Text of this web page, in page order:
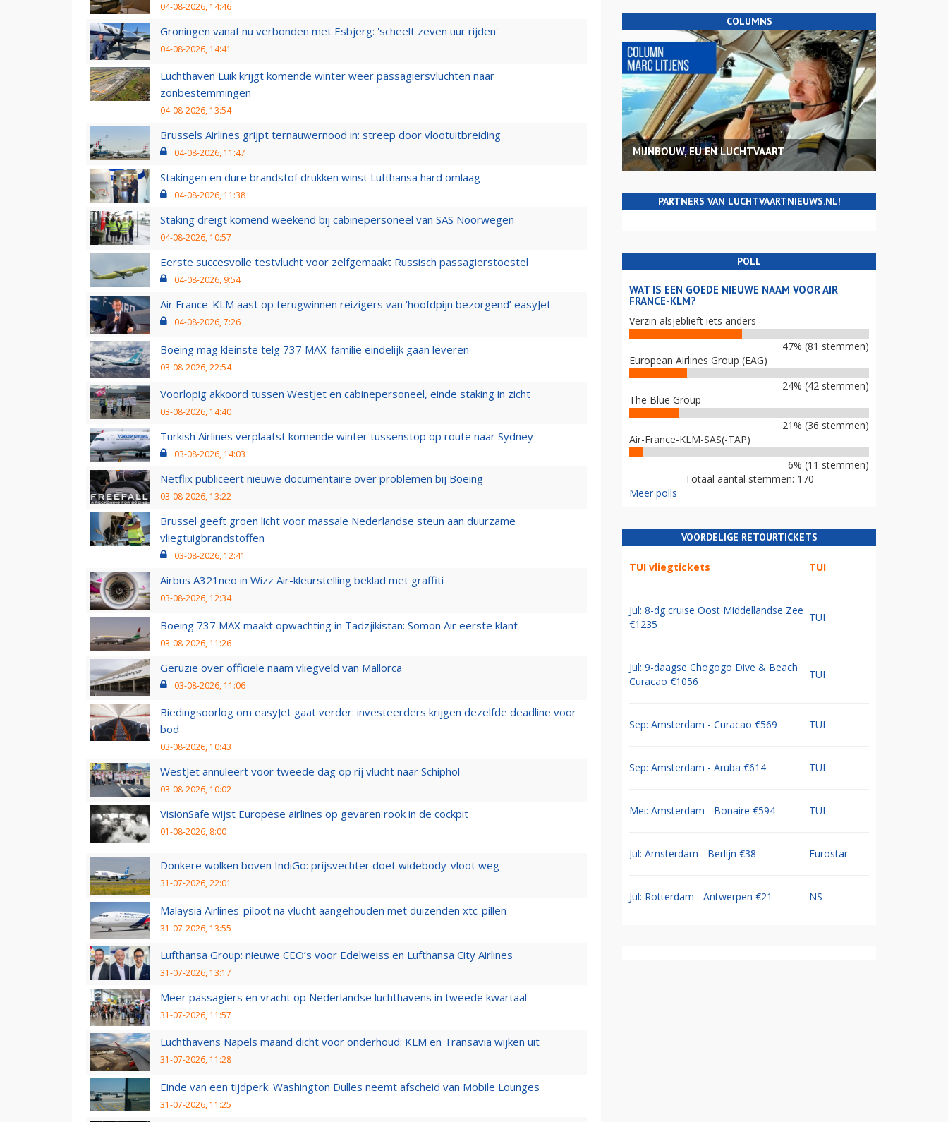
04-08-2026, 14:46
Groningen vanaf nu verbonden met Esbjerg: 'scheelt zeven uur rijden'
04-08-2026, 14:41
Luchthaven Luik krijgt komende winter weer passagiersvluchten naar
zonbestemmingen
04-08-2026, 13:54
Brussels Airlines grijpt ternauwernood in: streep door vlootuitbreiding
04-08-2026, 11:47
Stakingen en dure brandstof drukken winst Lufthansa hard omlaag
04-08-2026, 11:38
Staking dreigt komend weekend bij cabinepersoneel van SAS Noorwegen
04-08-2026, 10:57
Eerste succesvolle testvlucht voor zelfgemaakt Russisch passagierstoestel
04-08-2026, 9:54
Air France-KLM aast op terugwinnen reizigers van ‘hoofdpijn bezorgend’ easyJet
04-08-2026, 7:26
Boeing mag kleinste telg 737 MAX-familie eindelijk gaan leveren
03-08-2026, 22:54
Voorlopig akkoord tussen WestJet en cabinepersoneel, einde staking in zicht
03-08-2026, 14:40
Turkish Airlines verplaatst komende winter tussenstop op route naar Sydney
03-08-2026, 14:03
Netflix publiceert nieuwe documentaire over problemen bij Boeing
03-08-2026, 13:22
Brussel geeft groen licht voor massale Nederlandse steun aan duurzame
vliegtuigbrandstoffen
03-08-2026, 12:41
Airbus A321neo in Wizz Air-kleurstelling beklad met graffiti
03-08-2026, 12:34
Boeing 737 MAX maakt opwachting in Tadzjikistan: Somon Air eerste klant
03-08-2026, 11:26
Geruzie over officiële naam vliegveld van Mallorca
03-08-2026, 11:06
Biedingsoorlog om easyJet gaat verder: investeerders krijgen dezelfde deadline voor
bod
03-08-2026, 10:43
WestJet annuleert voor tweede dag op rij vlucht naar Schiphol
03-08-2026, 10:02
VisionSafe wijst Europese airlines op gevaren rook in de cockpit
01-08-2026, 8:00
Donkere wolken boven IndiGo: prijsvechter doet widebody-vloot weg
31-07-2026, 22:01
Malaysia Airlines-piloot na vlucht aangehouden met duizenden xtc-pillen
31-07-2026, 13:55
Lufthansa Group: nieuwe CEO’s voor Edelweiss en Lufthansa City Airlines
31-07-2026, 13:17
Meer passagiers en vracht op Nederlandse luchthavens in tweede kwartaal
31-07-2026, 11:57
Luchthavens Napels maand dicht voor onderhoud: KLM en Transavia wijken uit
31-07-2026, 11:28
Einde van een tijdperk: Washington Dulles neemt afscheid van Mobile Lounges
31-07-2026, 11:25
COLUMNS
MIJNBOUW, EU EN LUCHTVAART
PARTNERS VAN LUCHTVAARTNIEUWS.NL!
POLL
WAT IS EEN GOEDE NIEUWE NAAM VOOR AIR
FRANCE-KLM?
Verzin alsjeblieft iets anders
47% (81 stemmen)
European Airlines Group (EAG)
24% (42 stemmen)
The Blue Group
21% (36 stemmen)
Air-France-KLM-SAS(-TAP)
6% (11 stemmen)
Totaal aantal stemmen: 170
Meer polls
VOORDELIGE RETOURTICKETS
TUI vliegtickets TUI
Jul: 8-dg cruise Oost Middellandse Zee
€1235
TUI
Jul: 9-daagse Chogogo Dive & Beach
Curacao €1056
TUI
Sep: Amsterdam - Curacao €569 TUI
Sep: Amsterdam - Aruba €614 TUI
Mei: Amsterdam - Bonaire €594 TUI
Jul: Amsterdam - Berlijn €38 Eurostar
Jul: Rotterdam - Antwerpen €21 NS